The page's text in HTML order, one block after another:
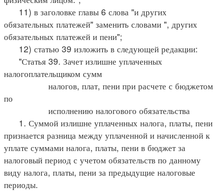
11) в заголовке главы 6 слова "и других
обязательных платежей" заменить словами ", других
обязательных платежей и пени";
12) статью 39 изложить в следующей редакции:
"Статья 39. Зачет излишне уплаченных
налогоплательщиком сумм
налогов, плат, пени при расчете с бюджетом
по
исполнению налогового обязательства
1. Суммой излишне уплаченных налога, платы, пени
признается разница между уплаченной и начисленной к
уплате суммами налога, платы, пени в бюджет за
налоговый период с учетом обязательств по данному
виду налога, платы, пени за предыдущие налоговые
периоды.